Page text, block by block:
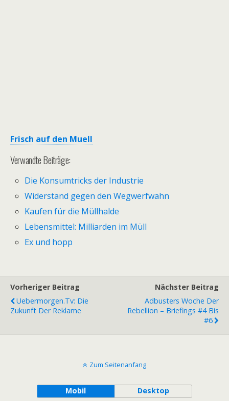
Frisch auf den Muell
Verwandte Beiträge:
Die Konsumtricks der Industrie
Widerstand gegen den Wegwerfwahn
Kaufen für die Müllhalde
Lebensmittel: Milliarden im Müll
Ex und hopp
Vorheriger Beitrag
Uebermorgen.tv: Die
Zukunft Der Reklame
Nächster Beitrag
Adbusters Woche Der
Rebellion – Briefings #4 Bis
#6
Zum Seitenanfang
Mobil Desktop